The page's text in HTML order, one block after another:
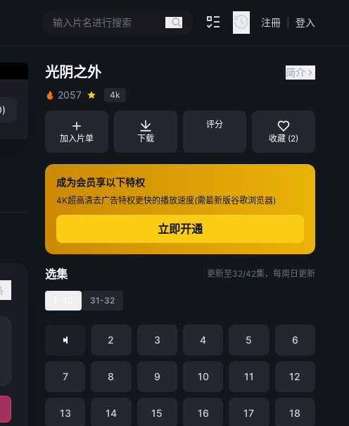
注冊 登入
)
光阴之外
简介
2057
4k
加入片单 下载
评分
收藏 (2)
成为会员享以下特权
4K超高清去广告特权更快的播放速度(需最新版谷歌浏览器)
立即开通
选集 更新至32/42集，每周日更新
31-32
2 3 4 5 6
7 8 9 10 11 12
13 14 15 16 17 18